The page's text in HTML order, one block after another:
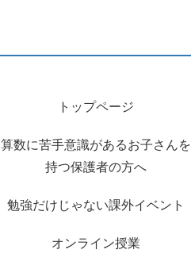
トップページ
算数に苦手意識があるお子さんを
持つ保護者の方へ
勉強だけじゃない課外イベント
オンライン授業